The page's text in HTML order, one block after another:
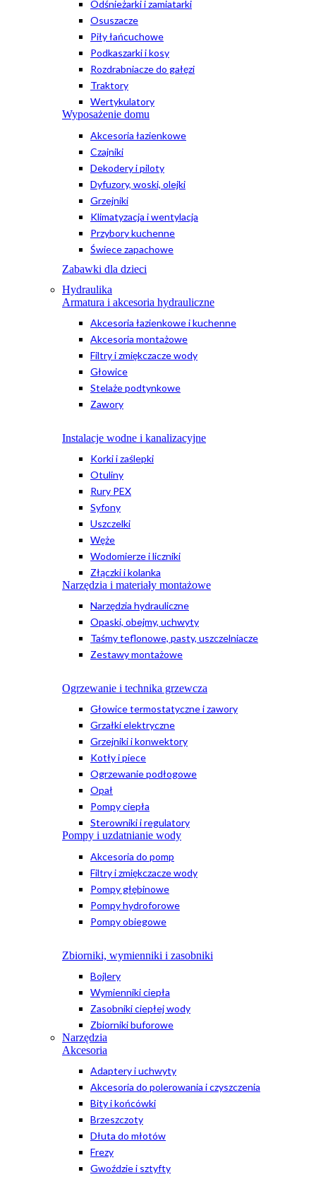
Odśnieżarki i zamiatarki
Osuszacze
Piły łańcuchowe
Podkaszarki i kosy
Rozdrabniacze do gałęzi
Traktory
Wertykulatory
Wyposażenie domu
Akcesoria łazienkowe
Czajniki
Dekodery i piloty
Dyfuzory, woski, olejki
Grzejniki
Klimatyzacja i wentylacja
Przybory kuchenne
Świece zapachowe
Zabawki dla dzieci
Hydraulika
Armatura i akcesoria hydrauliczne
Akcesoria łazienkowe i kuchenne
Akcesoria montażowe
Filtry i zmiękczacze wody
Głowice
Stelaże podtynkowe
Zawory
Instalacje wodne i kanalizacyjne
Korki i zaślepki
Otuliny
Rury PEX
Syfony
Uszczelki
Węże
Wodomierze i liczniki
Złączki i kolanka
Narzędzia i materiały montażowe
Narzędzia hydrauliczne
Opaski, obejmy, uchwyty
Taśmy teflonowe, pasty, uszczelniacze
Zestawy montażowe
Ogrzewanie i technika grzewcza
Głowice termostatyczne i zawory
Grzałki elektryczne
Grzejniki i konwektory
Kotły i piece
Ogrzewanie podłogowe
Opał
Pompy ciepła
Sterowniki i regulatory
Pompy i uzdatnianie wody
Akcesoria do pomp
Filtry i zmiękczacze wody
Pompy głębinowe
Pompy hydroforowe
Pompy obiegowe
Zbiorniki, wymienniki i zasobniki
Bojlery
Wymienniki ciepła
Zasobniki ciepłej wody
Zbiorniki buforowe
Narzędzia
Akcesoria
Adaptery i uchwyty
Akcesoria do polerowania i czyszczenia
Bity i końcówki
Brzeszczoty
Dłuta do młotów
Frezy
Gwoździe i sztyfty